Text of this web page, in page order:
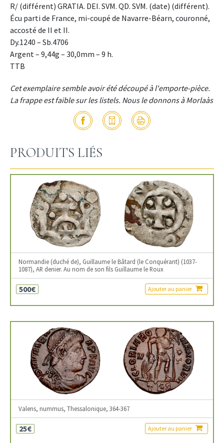
R/ (différent) GRATIA. DEI. SVM. QD. SVM. (date) (différent).
Écu parti de France, mi-coupé de Navarre-Béarn, couronné,
accosté de II et II.
Dy.1240 – Sb.4706
Argent – 9,44g – 30,0mm – 9 h.
TTB
Cet exemplaire semble avoir été découpé à l'emporte-pièce.
La frappe est faible sur les listels. Nous le donnons à Morlaàs
PRODUITS LIÉS
Normandie (duché de), Guillaume le Bâtard (le Conquérant) (1037-
1087), AR denier. Au nom de son fils Guillaume le Roux
500€ Ajouter au panier
Valens, nummus, Thessalonique, 364-367
25€ Ajouter au panier